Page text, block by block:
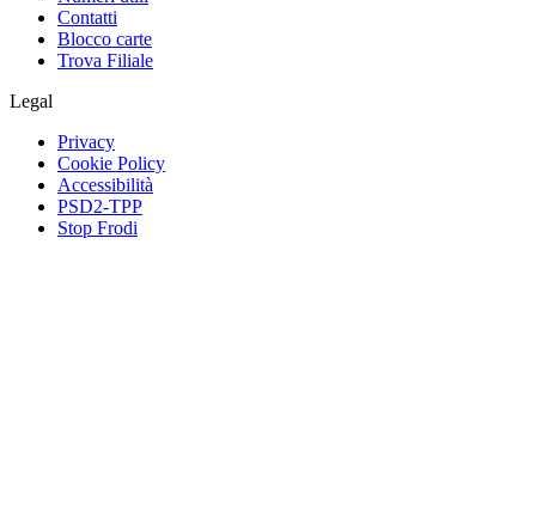
Contatti
Blocco carte
Trova Filiale
Legal
Privacy
Cookie Policy
Accessibilità
PSD2-TPP
Stop Frodi